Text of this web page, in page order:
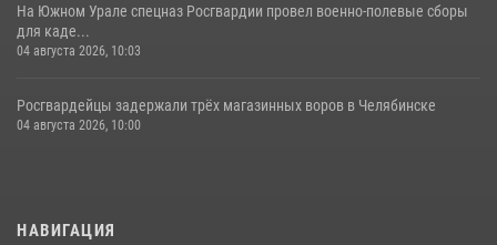
На Южном Урале спецназ Росгвардии провел военно-полевые сборы
для каде...
04 августа 2026, 10:03
Росгвардейцы задержали трёх магазинных воров в Челябинске
04 августа 2026, 10:00
НАВИГАЦИЯ